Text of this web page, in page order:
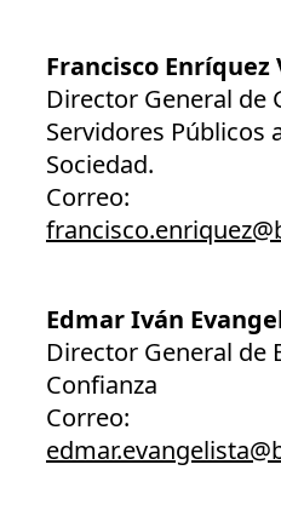
Francisco Enríquez
Director General de
Servidores Públicos
Sociedad.
Correo:
Edmar Iván
Director General de
Confianza
Correo: